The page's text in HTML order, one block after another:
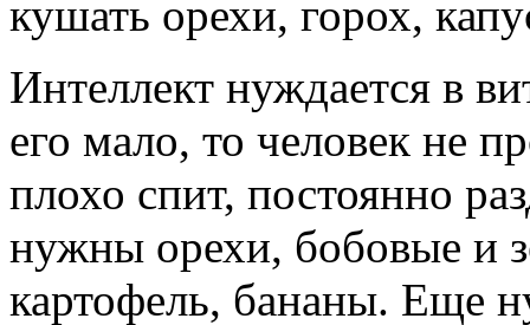
кушать орехи, горох,
Интеллект нуждается в
его мало, то человек не
плохо спит, постоянно
нужны орехи, бобовые и
картофель, бананы. Еще